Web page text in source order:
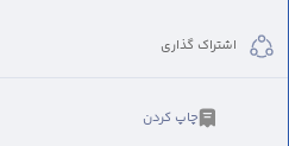
اشتراک گذاری
چاپ کردن